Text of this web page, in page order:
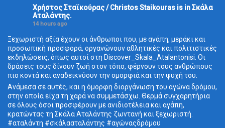
Χρήστος Σταϊκούρας / Christos Staikouras is in Σκάλα
Aταλάντης.
14 hours ago
Ξεχωριστή αξία έχουν οι άνθρωποι που, με αγάπη, μεράκι και
προσωπική προσφορά, οργανώνουν αθλητικές και πολιτιστικές
εκδηλώσεις, όπως αυτοί στη Discover_Skala_Atalantonisi. Οι
δράσεις τους δίνουν ζωή στον τόπο, φέρνουν τους ανθρώπους
πιο κοντά και αναδεικνύουν την ομορφιά και την ψυχή του.
Ανάμεσα σε αυτές, και η όμορφη διοργάνωση του αγώνα δρόμου,
στην οποία είχα τη χαρά να συμμετάσχω. Θερμά συγχαρητήρια
σε όλους όσοι προσφέρουν με ανιδιοτέλεια και αγάπη,
κρατώντας τη Σκάλα Αταλάντης ζωντανή και ξεχωριστή.
#αταλάντη #σκάλααταλάντης #αγώναςδρόμου